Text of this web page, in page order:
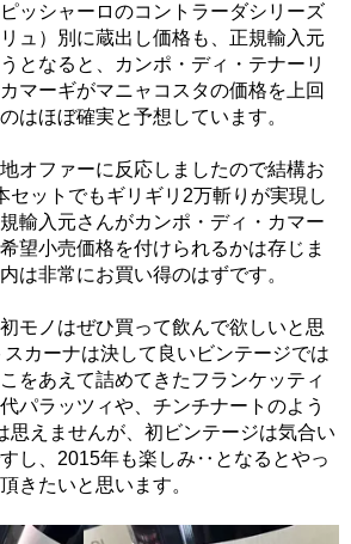
ッシャーロのコントラーダシリーズ
ュ）別に蔵出し価格も、正規輸入元
となると、カンポ・ディ・テナーリ
マーギがマニャコスタの価格を上回
はほぼ確実と予想しています。
オファーに反応しましたので結構お
セットでもギリギリ2万斬りが実現し
輸入元さんがカンポ・ディ・カマー
望小売価格を付けられるかは存じま
は非常にお買い得のはずです。
モノはぜひ買って飲んで欲しいと思
カーナは決して良いビンテージでは
をあえて詰めてきたフランケッティ
パラッツィや、チンチナートのよう
えませんが、初ビンテージは気合い
し、2015年も楽しみ‥となるとやっ
きたいと思います。